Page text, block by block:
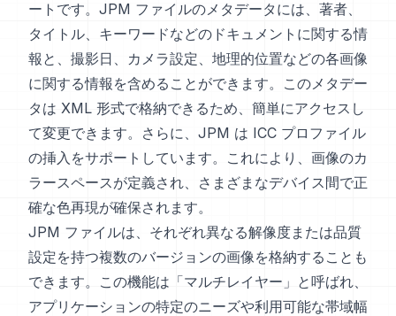
ートです。JPM ファイルのメタデータには、著者、
タイトル、キーワードなどのドキュメントに関する情
報と、撮影日、カメラ設定、地理的位置などの各画像
に関する情報を含めることができます。このメタデー
タは XML 形式で格納できるため、簡単にアクセスし
て変更できます。さらに、JPM は ICC プロファイル
の挿入をサポートしています。これにより、画像のカ
ラースペースが定義され、さまざまなデバイス間で正
確な色再現が確保されます。
JPM ファイルは、それぞれ異なる解像度または品質
設定を持つ複数のバージョンの画像を格納することも
できます。この機能は「マルチレイヤー」と呼ばれ、
アプリケーションの特定のニーズや利用可能な帯域幅